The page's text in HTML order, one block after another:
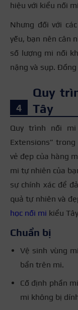
hiệu với kiểu nối
Nhưng đối với
yếu, bạn nên cân
số lượng mi nối
nặng và sụp.
Quy
Tây
Quy trình nối mi
Extensions”
vẻ đẹp của hàng
mi tự nhiên của
sự chính xác để
quả tự nhiên và
học nối mi kiểu
Chuẩn bị
Vệ sinh vùng
bẩn trên mi.
Cố định phần
mi không bị